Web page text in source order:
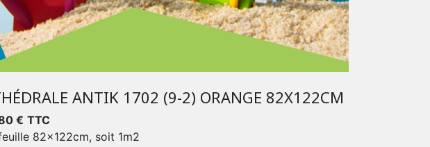
ANTIK 1702 (9-2) ORANGE 82X122CM
€ TTC
82x122cm, soit 1m2